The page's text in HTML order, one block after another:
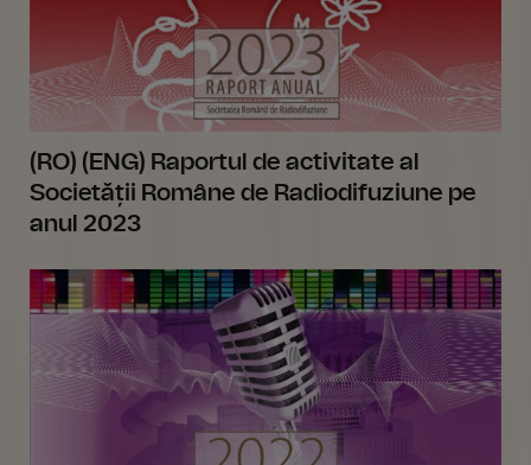
(RO) (ENG) Raportul de activitate al
Societății Române de Radiodifuziune pe
anul 2023